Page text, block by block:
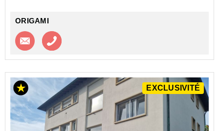
ORIGAMI
Contacter l'agence
EXCLUSIVITÉ